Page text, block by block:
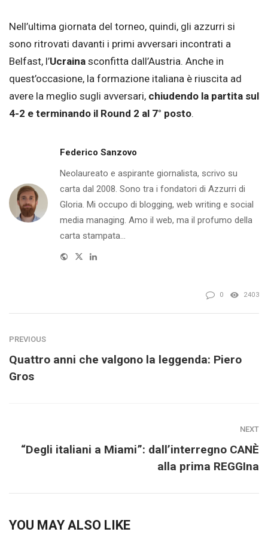
Nell’ultima giornata del torneo, quindi, gli azzurri si
sono ritrovati davanti i primi avversari incontrati a
Belfast, l’Ucraina sconfitta dall’Austria. Anche in
quest’occasione, la formazione italiana è riuscita ad
avere la meglio sugli avversari, chiudendo la partita sul
4-2 e terminando il Round 2 al 7° posto.
Federico Sanzovo
Neolaureato e aspirante giornalista, scrivo su
carta dal 2008. Sono tra i fondatori di Azzurri di
Gloria. Mi occupo di blogging, web writing e social
media managing. Amo il web, ma il profumo della
carta stampata...
WebsiteTwitterLinkedin
0 2403
PREVIOUS
Quattro anni che valgono la leggenda: Piero
Gros
NEXT
“Degli italiani a Miami”: dall’interregno CANÈ
alla prima REGGIna
YOU MAY ALSO LIKE